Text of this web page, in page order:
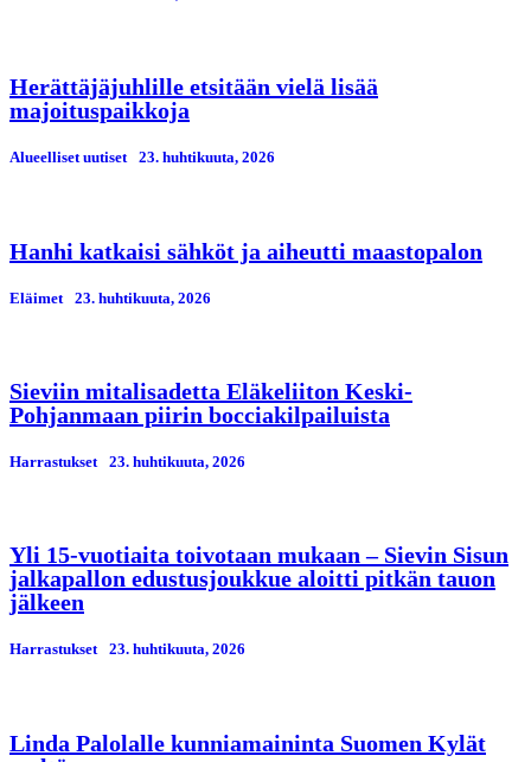
Herättäjäjuhlille etsitään vielä lisää
majoituspaikkoja
Alueelliset uutiset 23. huhtikuuta, 2026
Hanhi katkaisi sähköt ja aiheutti maastopalon
Eläimet 23. huhtikuuta, 2026
Sieviin mitalisadetta Eläkeliiton Keski-
Pohjanmaan piirin bocciakilpailuista
Harrastukset 23. huhtikuuta, 2026
Yli 15-vuotiaita toivotaan mukaan – Sievin Sisun
jalkapallon edustusjoukkue aloitti pitkän tauon
jälkeen
Harrastukset 23. huhtikuuta, 2026
Linda Palolalle kunniamaininta Suomen Kylät